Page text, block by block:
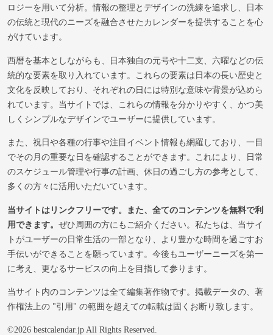
ロジーを用いて分析。情報の整理とデザインの洗練を追求し、日本
の伝統と現代のニーズを融合させたカレンダーを提供することを心
がけています。
西暦を基本としながらも、日本独自の元号や十二支、六曜などの伝
統的な要素を取り入れています。これらの要素は日本の長い歴史と
文化を反映しており、それぞれの日には特別な意味や背景が込めら
れています。当サイトでは、これらの情報を分かりやすく、かつ美
しくシンプルなデザインでユーザーに提供しています。
また、祝日や各種の行事や注目イベント情報も網羅しており、一目
でその月の重要な日を確認することができます。これにより、日常
のスケジュール管理や行事の計画、休日の過ごし方の参考として、
多くの方々に活用いただいています。
当サイトはリンクフリーです。また、全てのコンテンツを無料で利
用できます。 ぜひ周囲の方にもご紹介ください。私たちは、当サイ
トがユーザーの日常生活の一部となり、より豊かな時間を過ごすお
手伝いができることを願っています。今後もユーザーニーズを第一
に考え、更なるサービスの向上を目指して参ります。
当サイト内のコンテンツは全て編集著作物です。掲載データの、著
作権法上の "引用" の範囲を超えての転載は固くお断り致します。
©2026 bestcalendar.jp All Rights Reserved.